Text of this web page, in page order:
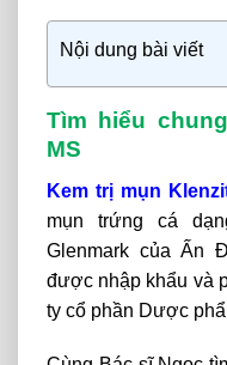
Nội dung bài viết
Tìm hiểu
MS
Kem trị mụn
mụn trứng cá
Glenmark của Ấn
được nhập khẩu và
ty cổ phần Dược